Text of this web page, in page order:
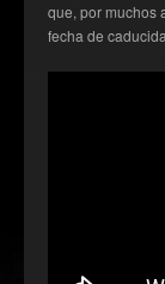
que, por muchos
fecha de